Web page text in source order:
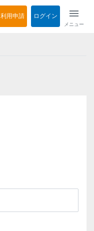
利用申請 ログイン menu
メニュー